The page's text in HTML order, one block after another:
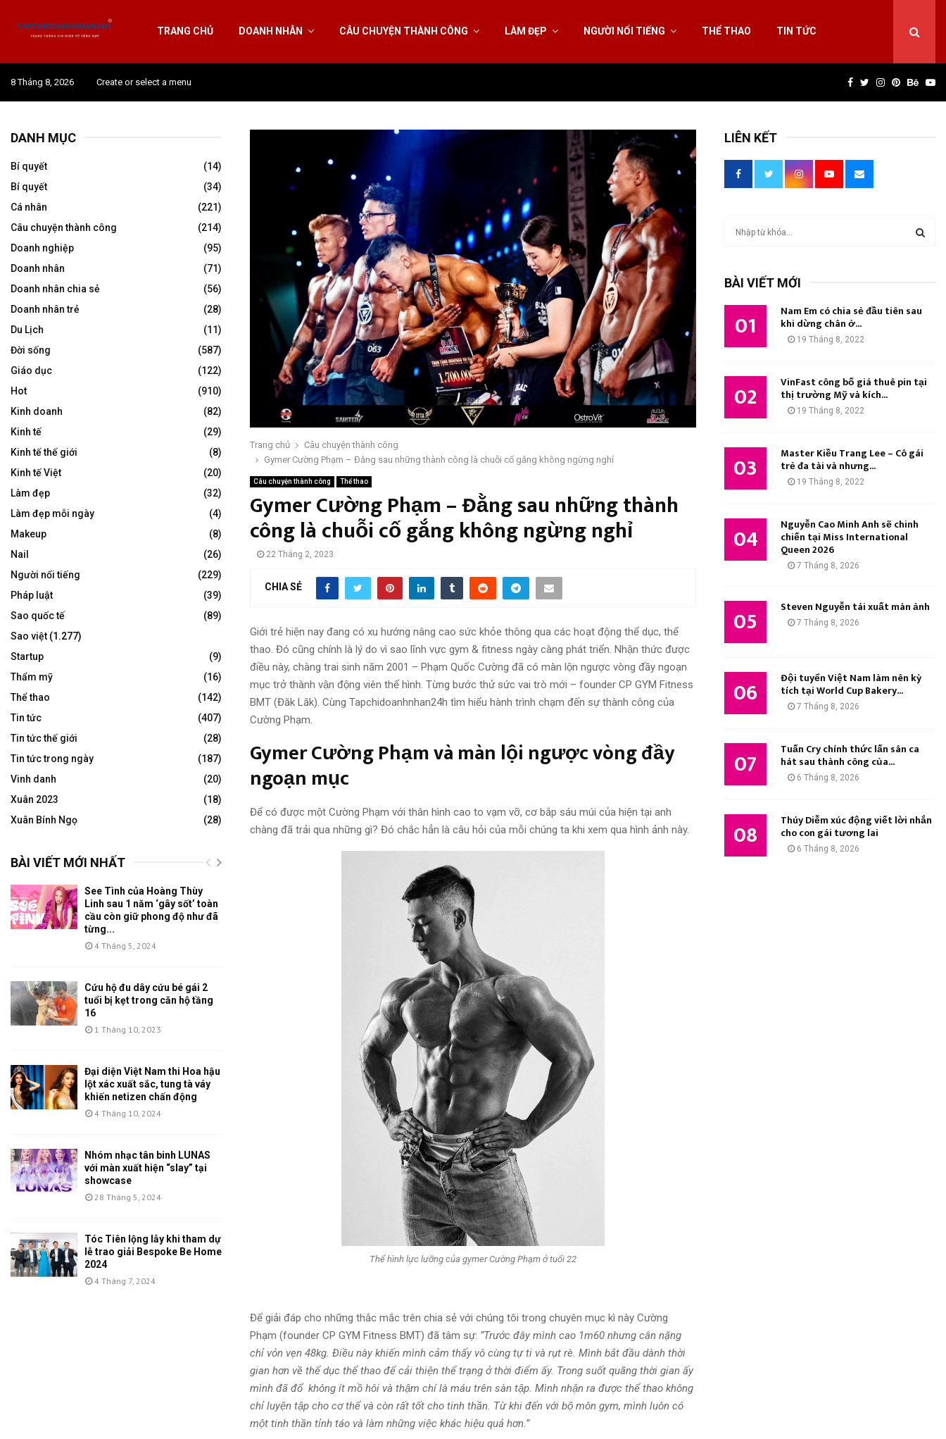
TRANG CHỦ DOANH NHÂN CÂU CHUYỆN THÀNH CÔNG LÀM ĐẸP NGƯỜI NỔI TIẾNG THỂ THAO TIN TỨC
8 Tháng 8, 2026 Create or select a menu Facebook
Twitter
Instagram
Pinterest
Trang chủ
Câu chuyện thành công
Gymer Cường Phạm – Đằng sau những thành công là chuỗi cố gắng không ngừng nghỉ
Câu chuyện thành công Thể thao
Gymer Cường Phạm – Đằng sau những thành
công là chuỗi cố gắng không ngừng nghỉ
22 Tháng 2, 2023
CHIA SẺ
Giới trẻ hiện nay đang có xu hướng nâng cao sức khỏe thông qua các hoạt động thể dục, thể
thao. Đó cũng chính là lý do vì sao lĩnh vực gym & fitness ngày càng phát triển. Nhận thức được
điều này, chàng trai sinh năm 2001 – Phạm Quốc Cường đã có màn lộn ngược vòng đầy ngoạn
mục trở thành vận động viên thể hình. Từng bước thử sức vai trò mới – founder CP GYM Fitness
BMT (Đăk Lăk). Cùng Tapchidoanhnhan24h tìm hiểu hành trình chạm đến sự thành công của
Cường Phạm.
Gymer Cường Phạm và màn lội ngược vòng đầy
ngoạn mục
Để có được một Cường Phạm với thân hình cao to vạm vỡ, cơ bắp sáu múi của hiện tại anh
chàng đã trải qua những gì? Đó chắc hẳn là câu hỏi của mỗi chúng ta khi xem qua hình ảnh này.
Thể hình lực lưỡng của gymer Cường Phạm ở tuổi 22
Để giải đáp cho những thắc mắc trên chia sẻ với chúng tôi trong chuyên mục kì này Cường
Phạm (founder CP GYM Fitness BMT) đã tâm sự: “Trước đây mình cao 1m60 nhưng cân nặng
chỉ vỏn vẹn 48kg. Điều này khiến mình cảm thấy vô cùng tự ti và rụt rè. Mình bắt đầu dành thời
gian hơn về thể dục thể thao để cải thiện thể trạng ở thời điểm ấy. Trong suốt quãng thời gian ấy
mình đã đổ không ít mồ hôi và thậm chí là máu trên sàn tập. Mình nhận ra được thể thao không
chỉ luyện tập cho cơ thể và còn rất tốt cho tinh thần. Từ khi đến với bộ môn gym, mình luôn có
một tinh thần tỉnh táo và làm những việc khác hiệu quả hơn.”
DANH MỤC
Bí quyết
(14)
Bí quyết
(34)
Cá nhân
(221)
Câu chuyện thành công
(214)
Doanh nghiệp
(95)
Doanh nhân
(71)
Doanh nhân chia sẻ
(56)
Doanh nhân trẻ
(28)
Du Lịch
(11)
Đời sống
(587)
Giáo dục
(122)
Hot
(910)
Kinh doanh
(82)
Kinh tế
(29)
Kinh tế thế giới
(8)
Kinh tế Việt
(20)
Làm đẹp
(32)
Làm đẹp mỗi ngày
(4)
Makeup
(8)
Nail
(26)
Người nổi tiếng
(229)
Pháp luật
(39)
Sao quốc tế
(89)
Sao việt (1.277)
Startup
(9)
Thẩm mỹ
(16)
Thể thao
(142)
Tin tức
(407)
Tin tức thế giới
(28)
Tin tức trong ngày
(187)
Vinh danh
(20)
Xuân 2023
(18)
Xuân Bính Ngọ
(28)
BÀI VIẾT MỚI NHẤT
See Tình của Hoàng Thùy
Linh sau 1 năm ‘gây sốt’ toàn
cầu còn giữ phong độ như đã
từng...
4 Tháng 5, 2024
Cứu hộ đu dây cứu bé gái 2
tuổi bị kẹt trong căn hộ tầng
16
1 Tháng 10, 2023
Đại diện Việt Nam thi Hoa hậu
lột xác xuất sắc, tung tà váy
khiến netizen chấn động
4 Tháng 10, 2024
Nhóm nhạc tân binh LUNAS
với màn xuất hiện “slay” tại
showcase
28 Tháng 5, 2024
Tóc Tiên lộng lẫy khi tham dự
lễ trao giải Bespoke Be Home
2024
4 Tháng 7, 2024
LIÊN KẾT
M
BÀI VIẾT MỚI
01 Nam Em có chia sẻ đầu tiên sau
khi dừng chân ở...
19 Tháng 8, 2022
02 VinFast công bố giá thuê pin tại
thị trường Mỹ và kích...
19 Tháng 8, 2022
03 Master Kiều Trang Lee – Cô gái
trẻ đa tài và nhưng...
19 Tháng 8, 2022
04 Nguyễn Cao Minh Anh sẽ chinh
chiến tại Miss International
Queen 2026
7 Tháng 8, 2026
05 Steven Nguyễn tái xuất màn ảnh
7 Tháng 8, 2026
06 Đội tuyển Việt Nam làm nên kỳ
tích tại World Cup Bakery...
7 Tháng 8, 2026
07 Tuấn Cry chính thức lấn sân ca
hát sau thành công của...
6 Tháng 8, 2026
08 Thúy Diễm xúc động viết lời nhắn
cho con gái tương lai
6 Tháng 8, 2026